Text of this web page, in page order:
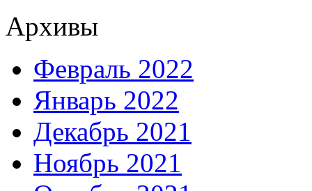
Архивы
Февраль 2022
Январь 2022
Декабрь 2021
Ноябрь 2021